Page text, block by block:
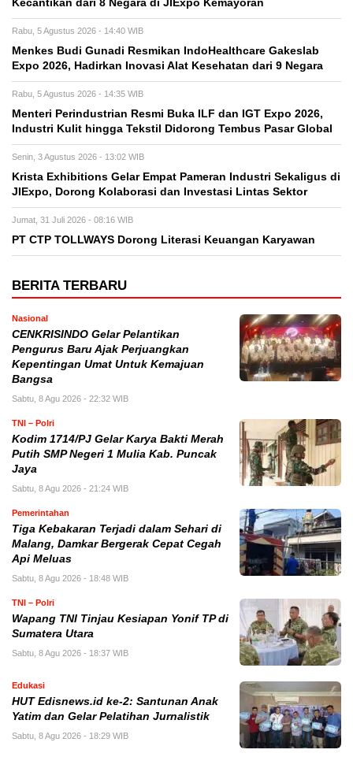
Kecantikan dari 8 Negara di JIExpo Kemayoran
Rabu, 5 Agustus 2026 - 14:40 WIB
Menkes Budi Gunadi Resmikan IndoHealthcare Gakeslab
Expo 2026, Hadirkan Inovasi Alat Kesehatan dari 9 Negara
Rabu, 5 Agustus 2026 - 14:35 WIB
Menteri Perindustrian Resmi Buka ILF dan IGT Expo 2026,
Industri Kulit hingga Tekstil Didorong Tembus Pasar Global
Senin, 3 Agustus 2026 - 13:02 WIB
Krista Exhibitions Gelar Empat Pameran Industri Sekaligus di
JIExpo, Dorong Kolaborasi dan Investasi Lintas Sektor
Jumat, 31 Juli 2026 - 08:16 WIB
PT CTP TOLLWAYS Dorong Literasi Keuangan Karyawan
BERITA TERBARU
Nasional
CENKRISINDO Gelar Pelantikan
Pengurus Baru Ajak Perjuangkan
Kepentingan Umat Untuk Kemajuan
Bangsa
Sabtu, 8 Agu 2026 - 22:32 WIB
TNI – Polri
Kodim 1714/PJ Gelar Karya Bakti Merah
Putih SMP Negeri 1 Mulia Kab. Puncak
Jaya
Sabtu, 8 Agu 2026 - 21:24 WIB
Pemerintahan
Tiga Kebakaran Terjadi dalam Sehari di
Malang, Damkar Bergerak Cepat Cegah
Api Meluas
Sabtu, 8 Agu 2026 - 18:48 WIB
TNI – Polri
Wapang TNI Tinjau Kesiapan Yonif TP di
Sumatera Utara
Sabtu, 8 Agu 2026 - 18:37 WIB
Edukasi
HUT Edisnews.id ke-2: Santunan Anak
Yatim dan Gelar Pelatihan Jurnalistik
Sabtu, 8 Agu 2026 - 18:29 WIB